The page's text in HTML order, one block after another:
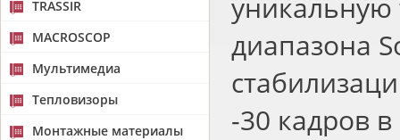
TRASSIR
MACROSCOP
Мультимедиа
Тепловизоры
Монтажные материалы
диапазона
-30 кадров в